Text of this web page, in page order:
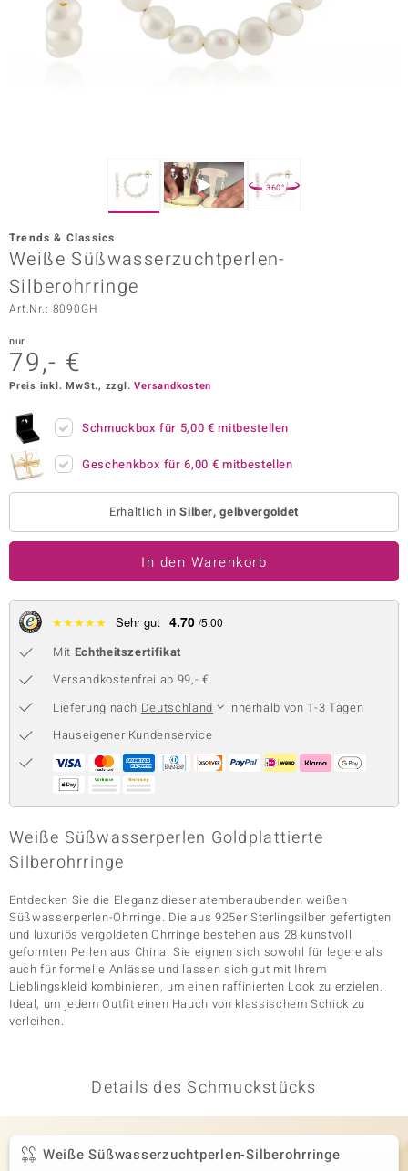
Edition
Vogue
Paraíso
Collection
BY DE MELO
360°
Trends & Classics
Weiße Süßwasserzuchtperlen-
Silberohrringe
Art.Nr.: 8090GH
nur
79,- €
Preis inkl. MwSt., zzgl.Versandkosten
Schmuckbox für 5,00 € mitbestellen
Geschenkbox für6,00 € mitbestellen
Erhältlich inSilber, gelbvergoldet
In den Warenkorb
★★★★★ Sehr gut 4.70 /5.00
Mit Echtheitszertifikat
Versandkostenfrei ab 99,- €
Lieferung nach Deutschland
innerhalb von 1-3 Tagen
Hauseigener Kundenservice
Weiße Süßwasserperlen Goldplattierte
Silberohrringe
Entdecken Sie die Eleganz dieser atemberaubenden weißen
Süßwasserperlen-Ohrringe. Die aus 925er Sterlingsilber gefertigten
und luxuriös vergoldeten Ohrringe bestehen aus 28 kunstvoll
geformten Perlen aus China. Sie eignen sich sowohl für legere als
auch für formelle Anlässe und lassen sich gut mit Ihrem
Lieblingskleid kombinieren, um einen raffinierten Look zu erzielen.
Ideal, um jedem Outfit einen Hauch von klassischem Schick zu
verleihen.
Details des Schmuckstücks
Weiße Süßwasserzuchtperlen-Silberohrringe